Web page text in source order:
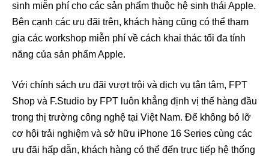
sinh miễn phí cho các sản phẩm thuộc hệ sinh thái Apple.
Bên cạnh các ưu đãi trên, khách hàng cũng có thể tham
gia các workshop miễn phí về cách khai thác tối đa tính
năng của sản phẩm Apple.
Với chính sách ưu đãi vượt trội và dịch vụ tận tâm, FPT
Shop và F.Studio by FPT luôn khẳng định vị thế hàng đầu
trong thị trường công nghệ tại Việt Nam. Để không bỏ lỡ
cơ hội trải nghiệm và sở hữu iPhone 16 Series cùng các
ưu đãi hấp dẫn, khách hàng có thể đến trực tiếp hệ thống